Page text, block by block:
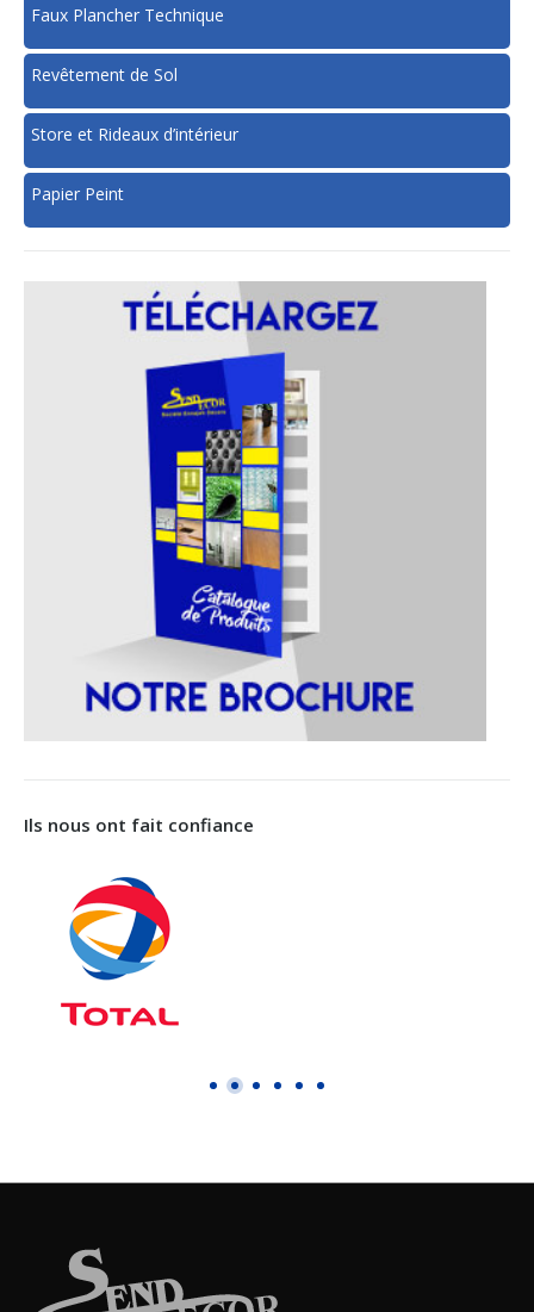
Faux Plancher Technique
Revêtement de Sol
Store et Rideaux d’intérieur
Papier Peint
Ils nous ont fait confiance